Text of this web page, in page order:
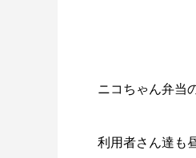
ニコちゃん弁当
利用者さん達も